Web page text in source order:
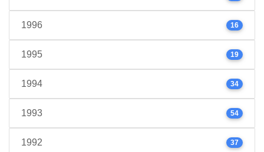
1996 16
1995 19
1994 34
1993 54
1992 37